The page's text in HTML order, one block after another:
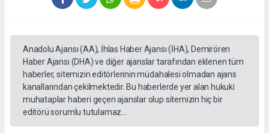
Anadolu Ajansı (AA), İhlas Haber Ajansı (İHA), Demirören
Haber Ajansı (DHA) ve diğer ajanslar tarafından eklenen tüm
haberler, sitemizin editörlerinin müdahalesi olmadan ajans
kanallarından çekilmektedir. Bu haberlerde yer alan hukuki
muhataplar haberi geçen ajanslar olup sitemizin hiç bir
editörü sorumlu tutulamaz...